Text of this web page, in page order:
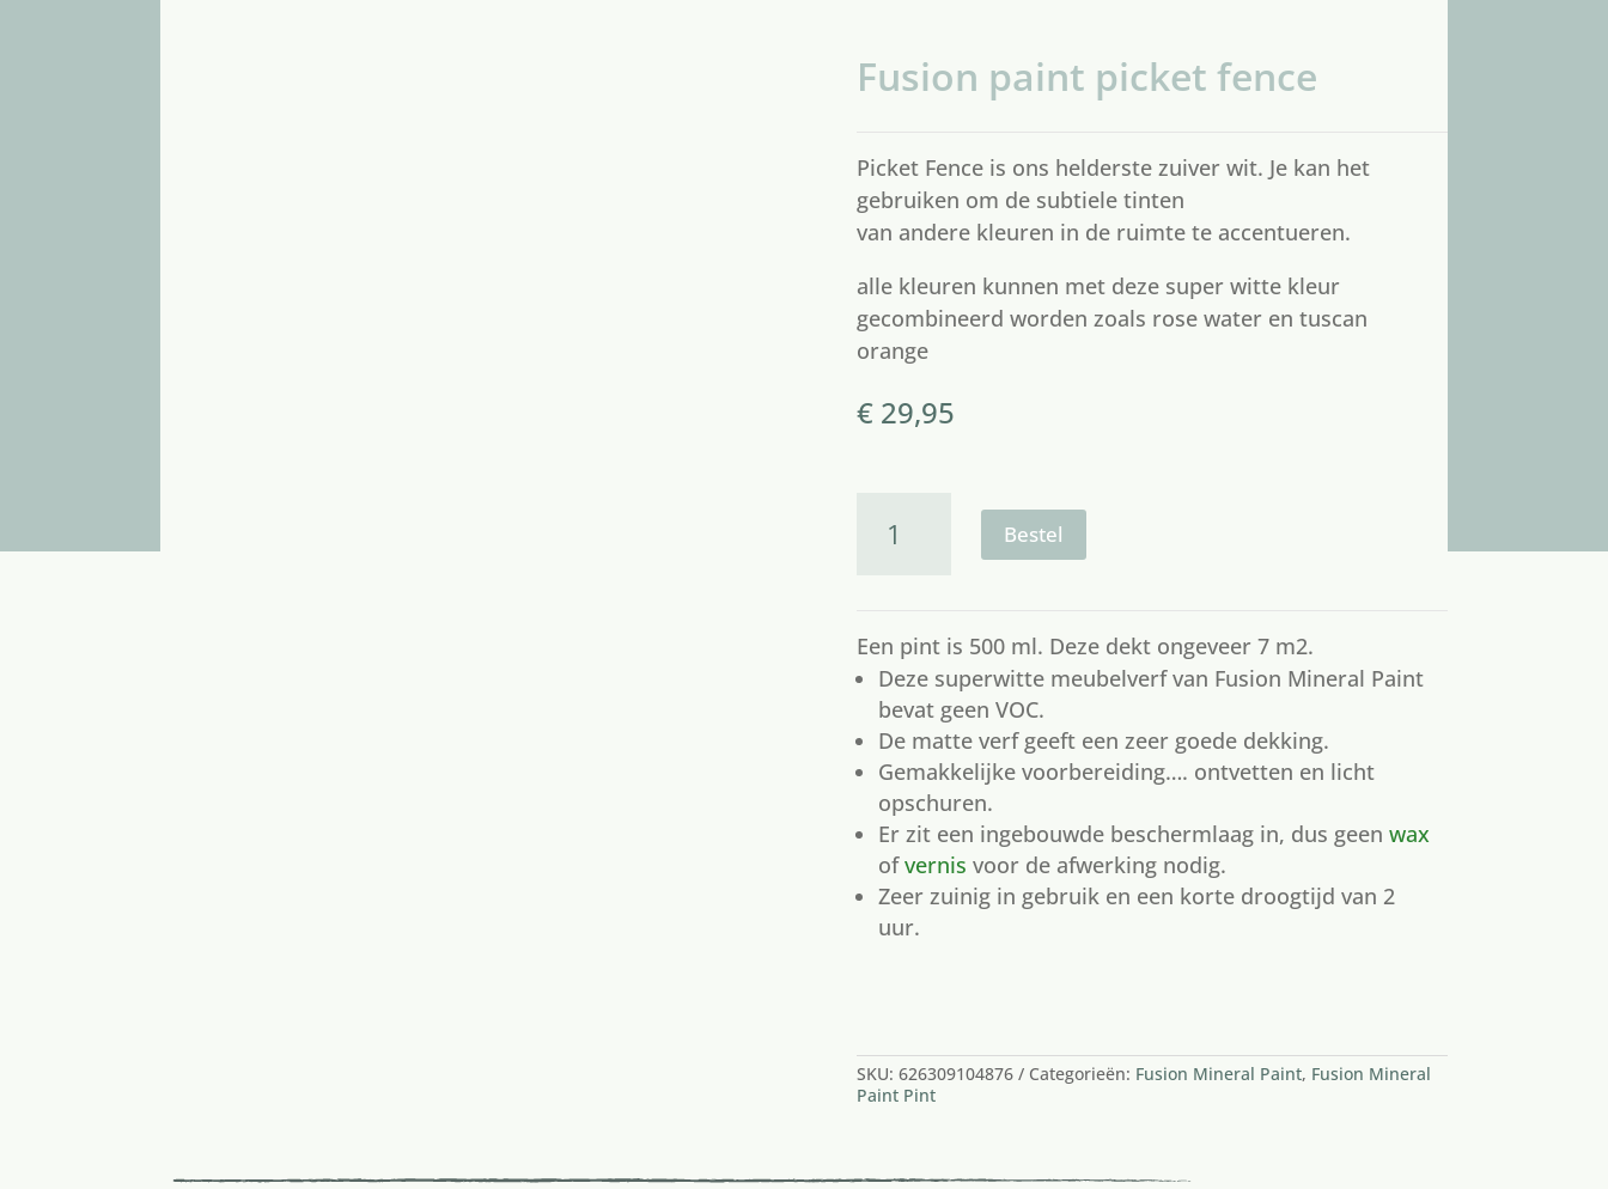
Fusion paint picket fence
Picket Fence is ons helderste zuiver wit. Je kan het
gebruiken om de subtiele tinten
van andere kleuren in de ruimte te accentueren.
alle kleuren kunnen met deze super witte kleur
gecombineerd worden zoals rose wateren tuscan
orange
€29,95
fence
aantal
Bestel
Een pint is 500 ml. Deze dekt ongeveer 7 m2.
Deze superwitte meubelverf van Fusion Mineral Paint
bevat geen VOC.
De matte verf geeft een zeer goede dekking.
Gemakkelijke voorbereiding…. ontvetten en licht
opschuren.
Er zit een ingebouwde beschermlaag in, dus geen wax
ofvernis voor de afwerking nodig.
Zeer zuinig in gebruik en een korte droogtijd van 2
uur.
SKU: 626309104876 Categorieën: Fusion Mineral Paint, Fusion Mineral
Paint Pint